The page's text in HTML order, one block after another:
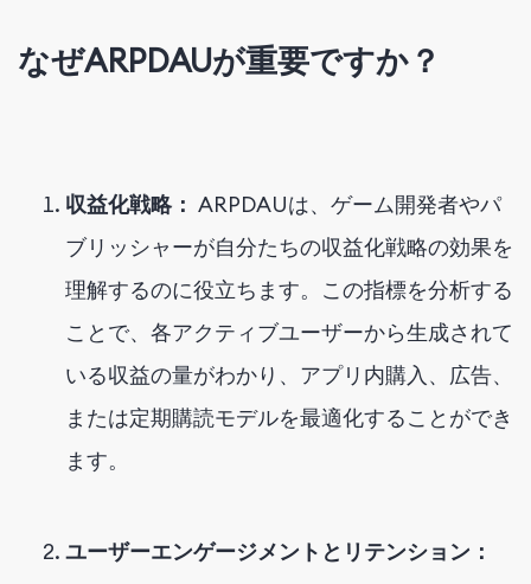
なぜARPDAUが重要ですか？
収益化戦略： ARPDAUは、ゲーム開発者やパ
ブリッシャーが自分たちの収益化戦略の効果を
理解するのに役立ちます。この指標を分析する
ことで、各アクティブユーザーから生成されて
いる収益の量がわかり、アプリ内購入、広告、
または定期購読モデルを最適化することができ
ます。
ユーザーエンゲージメントとリテンション：